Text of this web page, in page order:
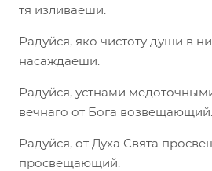
тя изливаеши.
Радуйся, яко чистоту души в
насаждаеши.
Радуйся, устнами
вечнаго от Бога возвещающий.
Радуйся, от Духа Свята
просвещающий.